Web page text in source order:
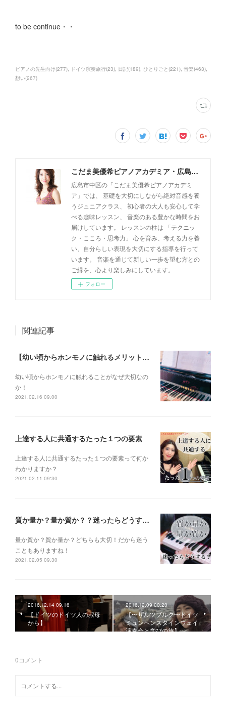
to be continue・・
ピアノの先生向け(277) ドイツ演奏旅行(23) 日記(189) ひとりごと (221) 音楽(463)
想い(267)
こだま美優希ピアノアカデミア・広島市中区
広島市中区の「こだま美優希ピアノアカデミ
ア」では、 基礎を大切にしながら絶対音感を養
うジュニアクラス、 初心者の大人も安心して学
べる趣味レッスン、 音楽のある豊かな時間をお
届けしています。 レッスンの柱は 「テクニッ
ク・こころ・思考力」 心を育み、考える力を養
い、自分らしい表現を大切にする指導を行って
います。 音楽を通じて新しい一歩を望む方との
ご縁を、心より楽しみにしています。
フォロー
関連記事
【幼い頃からホンモノに触れるメリットとは？】
幼い頃からホンモノに 触れることがなぜ大切なの
か！
2021.02.16 09:00
上達する人に共通するたった１つの要素
上達する人に共通するたった１つの要素って何か
わかりますか？
2021.02.11 09:30
質か量か？量か質か？？迷ったらどうする？？？
量か質か？ 質か量か？ どちらも大切！だから迷う
こともありますね！
2021.02.05 09:30
2016.12.14 09:16
【ドイツのドイツ人の叔母
から】
2016.12.09 00:20
【〜ザルツブルク〜ドイツ
ミュンヘンスタインウェイ
演奏会と学びの旅】
0コメント